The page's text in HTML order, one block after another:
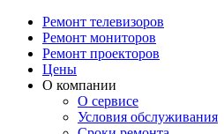
Ремонт телевизоров
Ремонт мониторов
Ремонт проекторов
Цены
О компании
О сервисе
Условия обслуживания